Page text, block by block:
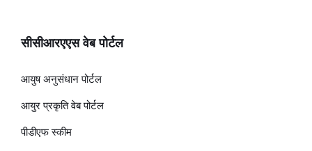
सीसीआरएएस वेब पोर्टल
आयुष अनुसंधान पोर्टल
आयुर प्रकृति वेब पोर्टल
पीडीएफ स्कीम